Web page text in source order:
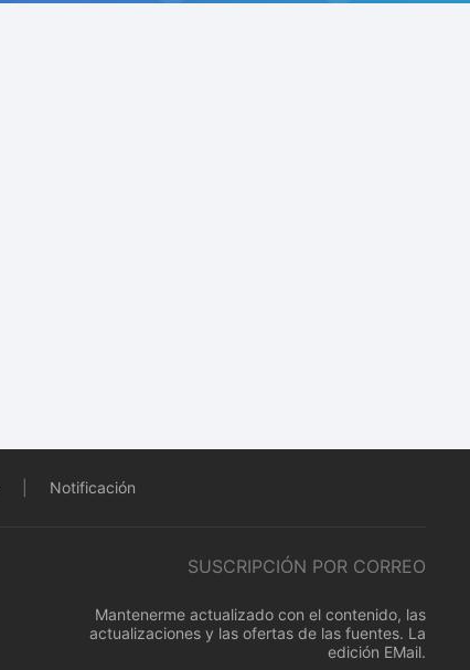
Notificación
SUSCRIPCIÓN POR CORREO
Mantenerme actualizado con el contenido, las
actualizaciones y las ofertas de las fuentes. La
edición EMail.